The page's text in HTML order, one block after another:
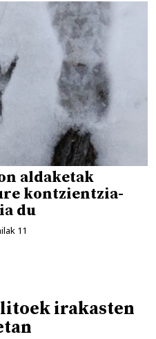
aldaketak
kontzientzia-
du
11
irakasten